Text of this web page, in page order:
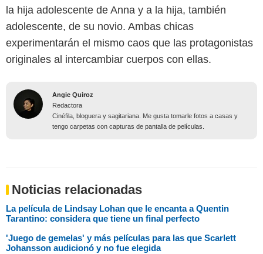
la hija adolescente de Anna y a la hija, también
adolescente, de su novio. Ambas chicas
experimentarán el mismo caos que las protagonistas
originales al intercambiar cuerpos con ellas.
Angie Quiroz
Redactora
Cinéfila, bloguera y sagitariana. Me gusta tomarle fotos a casas y
tengo carpetas con capturas de pantalla de películas.
Noticias relacionadas
La película de Lindsay Lohan que le encanta a Quentin
Tarantino: considera que tiene un final perfecto
'Juego de gemelas' y más películas para las que Scarlett
Johansson audicionó y no fue elegida